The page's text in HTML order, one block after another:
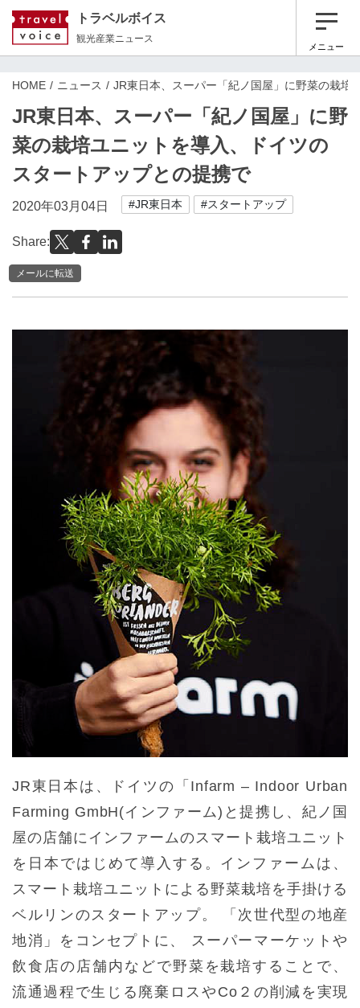
トラベルボイス
観光産業ニュース
メニュー
HOME ニュース JR東日本、スーパー「紀ノ国屋」に野菜の栽培
JR東日本、スーパー「紀ノ国屋」に野
菜の栽培ユニットを導入、ドイツの
スタートアップとの提携で
2020年03月04日 #JR東日本 #スタートアップ
Share:
メールに転送
JR東日本は、ドイツの「Infarm – Indoor Urban
Farming GmbH(インファーム)と提携し、紀ノ国
屋の店舗にインファームのスマート栽培ユニット
を日本ではじめて導入する。インファームは、
スマート栽培ユニットによる野菜栽培を手掛ける
ベルリンのスタートアップ。 「次世代型の地産
地消」をコンセプトに、 スーパーマーケットや
飲食店の店舗内などで野菜を栽培することで、
流通過程で生じる廃棄ロスやCo２の削減を実現